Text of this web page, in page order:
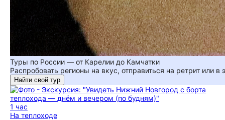
Туры по России — от Карелии до Камчатки
Распробовать регионы на вкус, отправиться на ретрит или в
Найти свой тур
1 час
На теплоходе